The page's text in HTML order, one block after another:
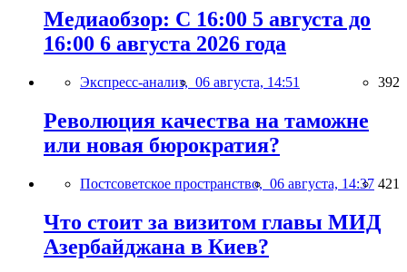
Медиаобзор: С 16:00 5 августа до
16:00 6 августа 2026 года
Экспресс-анализ, 06 августа, 14:51 392
Революция качества на таможне
или новая бюрократия?
Постсоветское пространство, 06 августа, 14:37 421
Что стоит за визитом главы МИД
Азербайджана в Киев?